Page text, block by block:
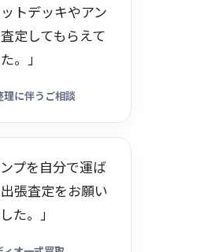
ットデッキやアン
定してもらえて
。」
に伴うご相談
ンプを自分で運ば
張査定をお願い
た。」